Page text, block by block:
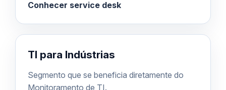
Conhecer service desk
TI para Indústrias
Segmento que se beneficia diretamente do
Monitoramento de TI.